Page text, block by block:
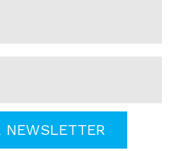
NEWSLETTER